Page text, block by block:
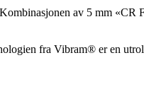
av 5 mm «CR
fra Vibram® er en